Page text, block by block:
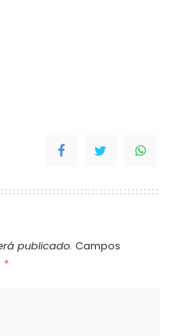
publicado. Campos
*